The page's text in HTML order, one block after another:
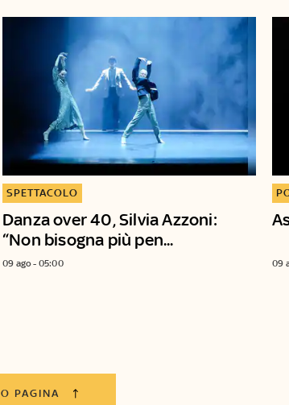
Danza over 40, Silvia Azzoni:
“Non bisogna più pen...
SPETTACOLO
09 ago - 05:00 09
PAGINA